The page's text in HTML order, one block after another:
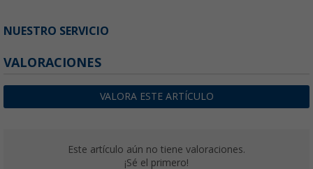
NUESTRO SERVICIO
VALORACIONES
VALORA ESTE ARTÍCULO
Este artículo aún no tiene valoraciones.
¡Sé el primero!